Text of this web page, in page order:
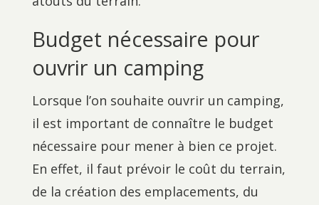
Budget nécessaire pour
ouvrir un camping
Lorsque l’on souhaite ouvrir un camping,
il est important de connaître le budget
nécessaire pour mener à bien ce projet.
En effet, il faut prévoir le coût du terrain,
de la création des emplacements, du